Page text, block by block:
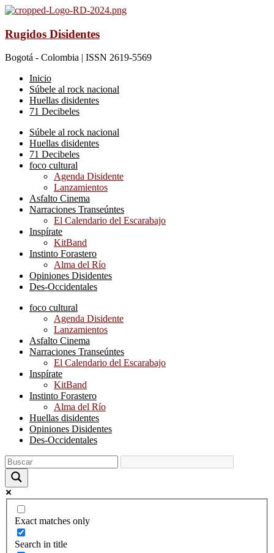
Rugidos Disidentes
Bogotá - Colombia | ISSN 2619-5569
Inicio
Súbele al rock nacional
Huellas disidentes
71 Decibeles
Súbele al rock nacional
Huellas disidentes
71 Decibeles
foco cultural
Agenda Disidente
Lanzamientos
Asfalto Cinema
Narraciones Transeúntes
El Calendario del Escarabajo
Inspírate
KitBand
Instinto Forastero
Alma del Río
Opiniones Disidentes
Des-Occidentales
foco cultural
Agenda Disidente
Lanzamientos
Asfalto Cinema
Narraciones Transeúntes
El Calendario del Escarabajo
Inspírate
KitBand
Instinto Forastero
Alma del Río
Huellas disidentes
Opiniones Disidentes
Des-Occidentales
Exact matches only
Search in title